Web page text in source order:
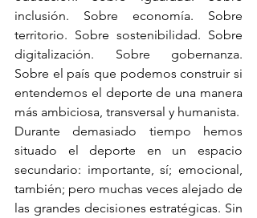
inclusión. Sobre economía. Sobre
territorio. Sobre sostenibilidad. Sobre
digitalización. Sobre gobernanza.
Sobre el país que podemos construir si
entendemos el deporte de una manera
más ambiciosa, transversal y humanista.
Durante demasiado tiempo hemos
situado el deporte en un espacio
secundario: importante, sí; emocional,
también; pero muchas veces alejado de
las grandes decisiones estratégicas. Sin